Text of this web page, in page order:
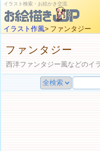
イラスト検索・お絵かき交流
イラスト作風> ファンタジー
ファンタジー
西洋ファンタジー風などのイ